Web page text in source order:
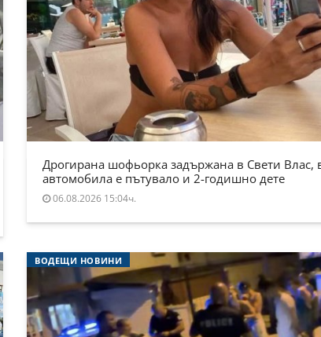
Дрогирана шофьорка задържана в Свети Влас,
автомобила е пътувало и 2-годишно дете
06.08.2026 15:04ч.
ВОДЕЩИ НОВИНИ